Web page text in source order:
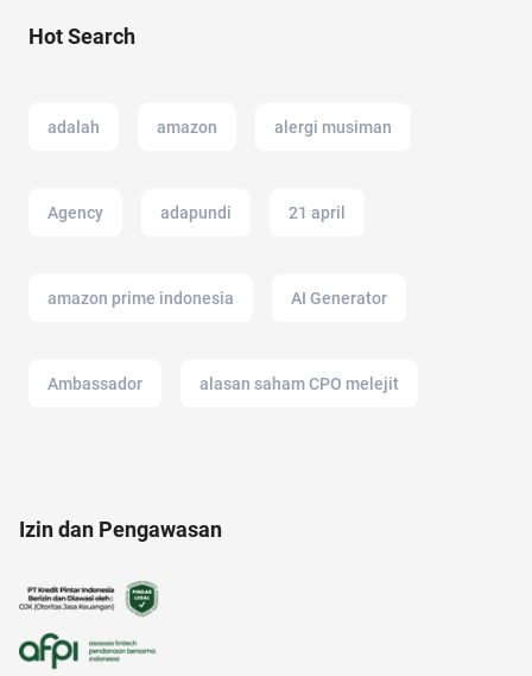
Hot Search
adalah amazon alergi musiman
Agency adapundi 21 april
amazon prime indonesia AI Generator
Ambassador alasan saham CPO melejit
administrasi bisnis
Izin dan Pengawasan